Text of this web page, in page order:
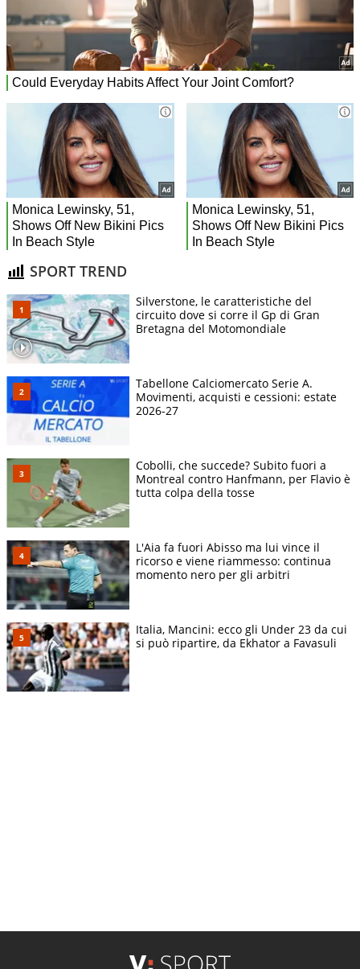
SPORT TREND
Silverstone, le caratteristiche del
circuito dove si corre il Gp di Gran
Bretagna del Motomondiale
Tabellone Calciomercato Serie A.
Movimenti, acquisti e cessioni: estate
2026-27
Cobolli, che succede? Subito fuori a
Montreal contro Hanfmann, per Flavio è
tutta colpa della tosse
L'Aia fa fuori Abisso ma lui vince il
ricorso e viene riammesso: continua
momento nero per gli arbitri
Italia, Mancini: ecco gli Under 23 da cui
si può ripartire, da Ekhator a Favasuli